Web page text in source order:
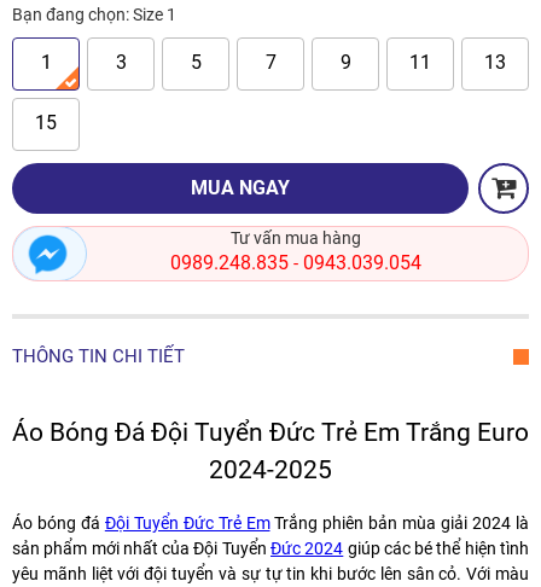
Bạn đang chọn:Size 1
1 3 5 7 9 11 13
15
MUA NGAY
Tư vấn mua hàng
0989.248.835- 0943.039.054
THÔNG TIN CHI TIẾT
Áo Bóng Đá Đội Tuyển Đức Trẻ Em Trắng Euro
2024-2025
Áo bóng đá Đội Tuyển Đức Trẻ EmTrắng phiên bản mùa giải 2024 là
sản phẩm mới nhất của Đội Tuyển Đức 2024 giúp các bé thể hiện tình
yêu mãnh liệt với đội tuyển và sự tự tin khi bước lên sân cỏ. Với màu